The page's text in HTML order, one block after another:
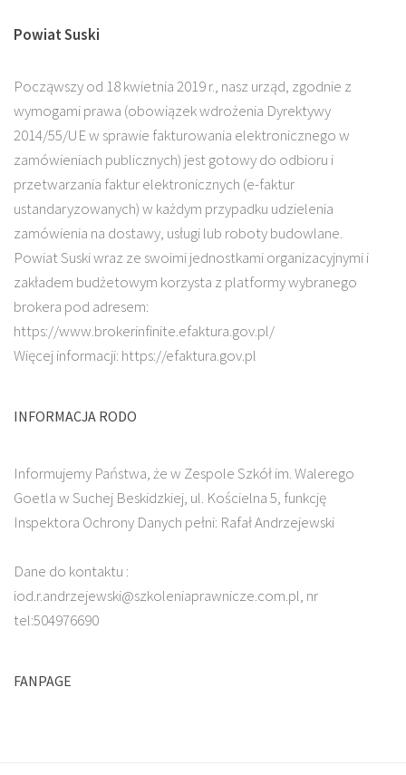
Powiat Suski
Począwszy od 18 kwietnia 2019 r., nasz urząd, zgodnie z
wymogami prawa (obowiązek wdrożenia Dyrektywy
2014/55/UE w sprawie fakturowania elektronicznego w
zamówieniach publicznych) jest gotowy do odbioru i
przetwarzania faktur elektronicznych (e-faktur
ustandaryzowanych) w każdym przypadku udzielenia
zamówienia na dostawy, usługi lub roboty budowlane.
Powiat Suski wraz ze swoimi jednostkami organizacyjnymi i
zakładem budżetowym korzysta z platformy wybranego
brokera pod adresem:
https://www.brokerinfinite.efaktura.gov.pl/
Więcej informacji: https://efaktura.gov.pl
INFORMACJA RODO
Informujemy Państwa, że w Zespole Szkół im. Walerego
Goetla w Suchej Beskidzkiej, ul. Kościelna 5, funkcję
Inspektora Ochrony Danych pełni: Rafał Andrzejewski
Dane do kontaktu :
iod.r.andrzejewski@szkoleniaprawnicze.com.pl, nr
tel:504976690
FANPAGE